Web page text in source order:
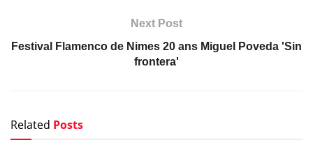
Next Post
Festival Flamenco de Nimes 20 ans Miguel Poveda 'Sin
frontera'
Related Posts